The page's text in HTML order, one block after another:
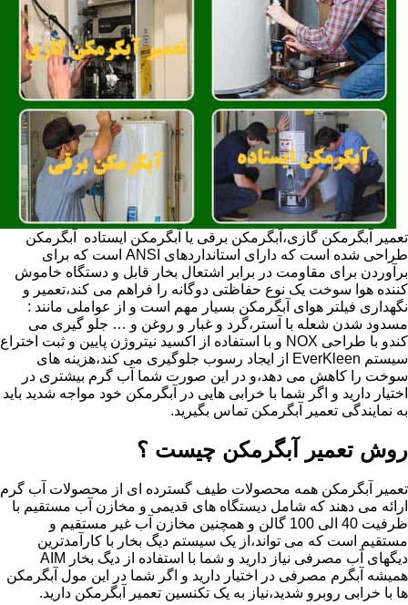
تعمیر آبگرمکن گازی،آبگرمکن برقی یا آبگرمکن ایستاده ​ آبگرمکن
طراحی شده است که دارای استانداردهای ANSI است که برای
برآوردن برای مقاومت در برابر اشتعال بخار قابل و دستگاه خاموش
کننده هوا سوخت یک نوع حفاظتی دوگانه را فراهم می کند،تعمیر و
نگهداری فیلتر هوای آبگرمکن بسیار مهم است و از عواملی مانند :
مسدود شدن شعله با آستر،گرد و غبار و روغن و … جلو گیری می
کندو با طراحی NOX و با استفاده از اکسید نیتروژن پایین و ثبت اختراع
سیستم EverKleen از ایجاد رسوب جلوگیری می کند،هزینه های
سوخت را کاهش می دهد،و در این صورت شما آب گرم بیشتری در
اختیار دارید و اگر شما با خرابی هایی در آبگرمکن خود مواجه شدید باید
به نمایندگی تعمیر آبگرمکن تماس بگیرید.
روش تعمیر آبگرمکن چیست ؟
تعمیر آبگرمکن همه محصولات طیف گسترده ای از محصولات آب گرم
ارائه می دهند که شامل دیستگاه های قدیمی و مخازن آب مستقیم با
ظرفیت 40 الی 100 گالن و همچنین مخازن آب غیر مستقیم و
مستقیم است که می تواند،از یک سیستم دیگ بخار با کارآمدترین
دیگهای آب مصرفی نیاز دارید و شما با استفاده از دیگ بخار AIM
همیشه آبگرم مصرفی در اختیار دارید و اگر شما در این مول آبگرمکن
ها با خرابی روبرو شدید،نیاز به یک تکنسین تعمیر آبگرمکن دارید.